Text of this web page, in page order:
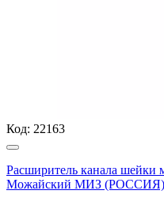
Код: 22163
Расширитель канала шейки
Можайский МИЗ (РОССИЯ)